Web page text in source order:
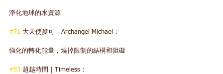
淨化地球的水資源
#71 大天使麥可｜Archangel Michael：
強化的轉化能量，燒掉限制的結構和阻礙
#83 超越時間｜Timeless：